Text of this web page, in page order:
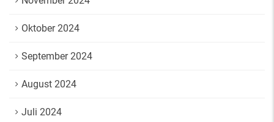
Oktober 2024
September 2024
August 2024
Juli 2024